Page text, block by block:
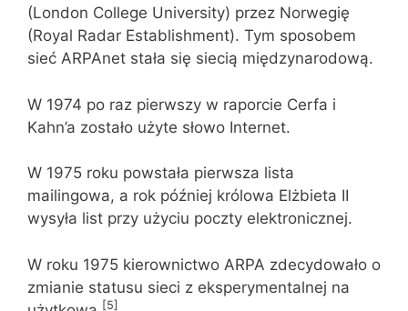
(London College University) przez Norwegię
(Royal Radar Establishment). Tym sposobem
sieć ARPAnet stała się siecią międzynarodową.
W 1974 po raz pierwszy w raporcie Cerfa i
Kahn’a zostało użyte słowo Internet.
W 1975 roku powstała pierwsza lista
mailingowa, a rok później królowa Elżbieta II
wysyła list przy użyciu poczty elektronicznej.
W roku 1975 kierownictwo ARPA zdecydowało o
zmianie statusu sieci z eksperymentalnej na
[5]